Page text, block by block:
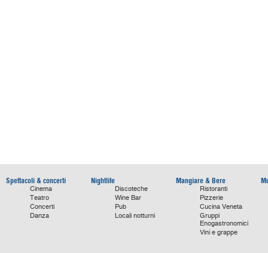
Spettacoli & concerti
Cinema
Teatro
Concerti
Danza
Nightlife
Discoteche
Wine Bar
Pub
Locali notturni
Mangiare & Bere
Ristoranti
Pizzerie
Cucina Veneta
Gruppi
Enogastronomici
Vini e grappe